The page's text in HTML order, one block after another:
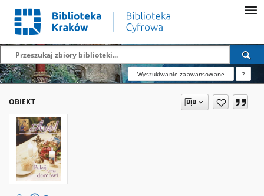
Wyszukiwanie zaawansowane ?
OBIEKT